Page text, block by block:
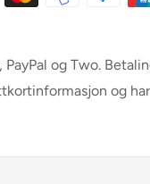
og Two.
og